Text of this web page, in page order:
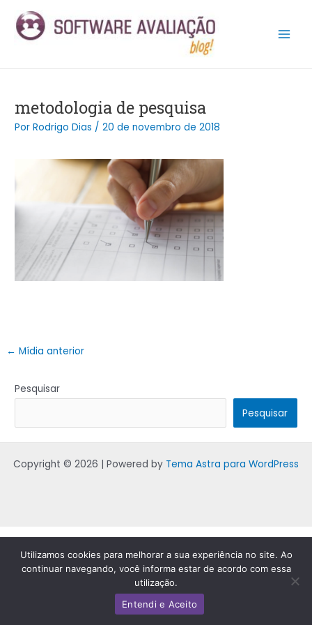
para
metodologia de pesquisa
PorRodrigo Dias /20 de novembro de 2018
navigation
← Mídia anterior
Pesquisar
Pesquisar
Copyright © 2026 | Powered by Tema Astra para WordPress
Utilizamos cookies para melhorar a sua experiência no site. Ao
continuar navegando, você informa estar de acordo com essa
utilização.
Entendi e Aceito